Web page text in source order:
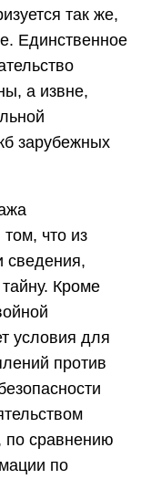
так же,
Единственное
а извне,
зарубежных
что из
сведения,
Кроме
условия для
против
по сравнению
по